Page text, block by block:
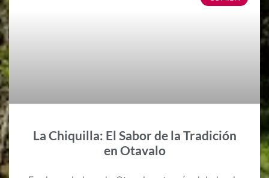
La Chiquilla: El Sabor de la Tradición
en Otavalo